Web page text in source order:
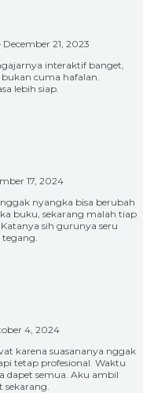
December 21, 2023
interaktif banget,
cuma hafalan.
lebih siap.
17, 2024
nyangka bisa berubah
buku, sekarang malah tiap
sih gurunya seru
4, 2024
karena suasananya nggak
tetap profesional. Waktu
dapet semua. Aku ambil